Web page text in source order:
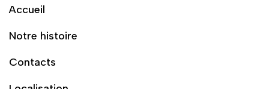
Accueil
Notre histoire
Contacts